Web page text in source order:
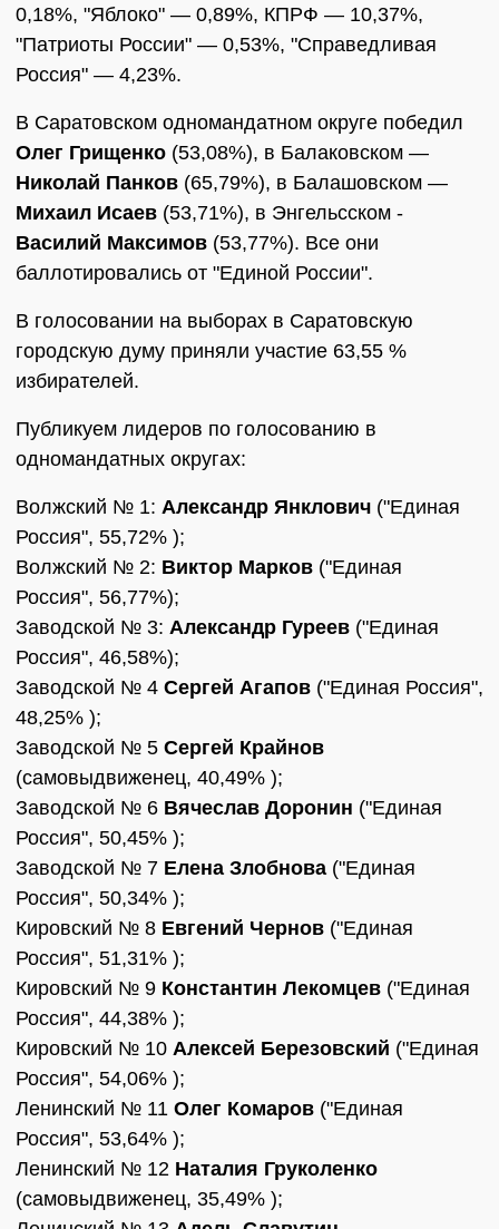
0,18%, "Яблоко" — 0,89%, КПРФ — 10,37%,
"Патриоты России" — 0,53%, "Справедливая
Россия" — 4,23%.
В Саратовском одномандатном округе победил
Олег Грищенко (53,08%), в Балаковском —
Николай Панков (65,79%), в Балашовском —
Михаил Исаев (53,71%), в Энгельсском -
Василий Максимов (53,77%). Все они
баллотировались от "Единой России".
В голосовании на выборах в Саратовскую
городскую думу приняли участие 63,55 %
избирателей.
Публикуем лидеров по голосованию в
одномандатных округах:
Волжский № 1: Александр Янклович ("Единая
Россия", 55,72% );
Волжский № 2: Виктор Марков ("Единая
Россия", 56,77%);
Заводской № 3: Александр Гуреев ("Единая
Россия", 46,58%);
Заводской № 4 Сергей Агапов ("Единая Россия",
48,25% );
Заводской № 5 Сергей Крайнов
(самовыдвиженец, 40,49% );
Заводской № 6 Вячеслав Доронин ("Единая
Россия", 50,45% );
Заводской № 7 Елена Злобнова ("Единая
Россия", 50,34% );
Кировский № 8 Евгений Чернов ("Единая
Россия", 51,31% );
Кировский № 9 Константин Лекомцев ("Единая
Россия", 44,38% );
Кировский № 10 Алексей Березовский ("Единая
Россия", 54,06% );
Ленинский № 11 Олег Комаров ("Единая
Россия", 53,64% );
Ленинский № 12 Наталия Груколенко
(самовыдвиженец, 35,49% );